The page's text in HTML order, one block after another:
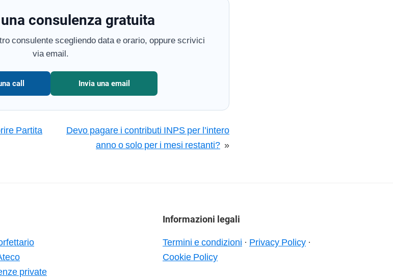
consulenza gratuita
consulente scegliendo data e orario, oppure scrivici
via email.
call Invia una email
Partita
Devo pagare i contributi INPS per l’intero
anno o solo per i mesi restanti? »
private
Informazioni legali
Termini e condizioni · Privacy Policy ·
Cookie Policy